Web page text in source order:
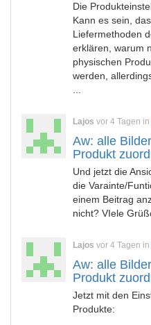
Die
Kann es sein,
Liefermethoden
erklären, warum
physischen
werden,
Lajos vor 4 Tagen in
Aw: alle
Produkt
Und jetzt die
die Varainte/
einem Beitrag
nicht? VIele
Lajos vor 4 Tagen in
Aw: alle
Produkt
Jetzt mit den
Produkte: